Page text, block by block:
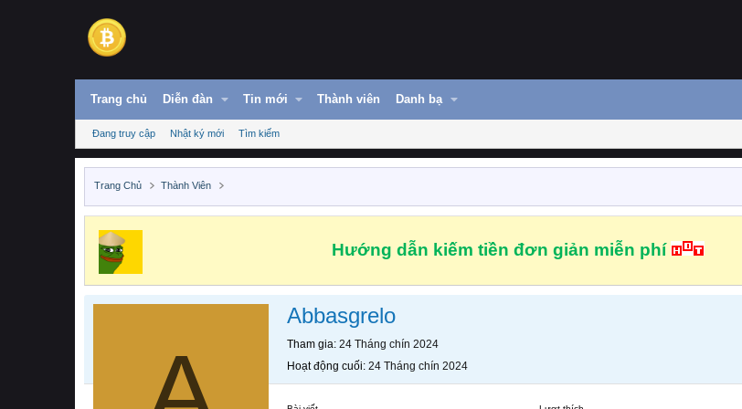
Trang chủ Diễn đàn Tin mới Thành viên Danh bạ
Đang truy cập Nhật ký mới Tìm kiếm
Trang Chủ Thành Viên
Hướng dẫn kiếm tiền đơn giản miễn phí
Abbasgrelo
Tham gia 24 Tháng chín 2024
Hoạt động cuối 24 Tháng chín 2024